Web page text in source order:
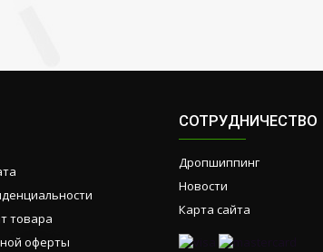
товара
оферты
СОТРУДНИЧЕСТВО
Дропшиппинг
Новости
Карта сайта